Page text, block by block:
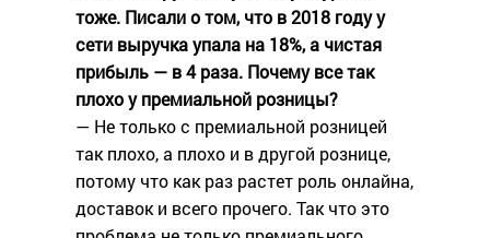
тоже. Писали о том, что в 2018 году у
сети выручка упала на 18%, а чистая
прибыль — в 4 раза. Почему все так
плохо у премиальной розницы?
— Не только с премиальной розницей
так плохо, а плохо и в другой рознице,
потому что как раз растет роль онлайна,
доставок и всего прочего. Так что это